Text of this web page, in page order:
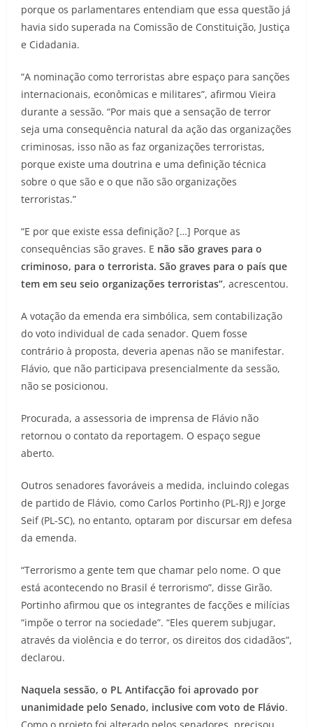
porque os parlamentares entendiam que essa questão já
havia sido superada na Comissão de Constituição, Justiça
e Cidadania.
“A nominação como terroristas abre espaço para sanções
internacionais, econômicas e militares”, afirmou Vieira
durante a sessão. “Por mais que a sensação de terror
seja uma consequência natural da ação das organizações
criminosas, isso não as faz organizações terroristas,
porque existe uma doutrina e uma definição técnica
sobre o que são e o que não são organizações
terroristas.”
“E por que existe essa definição? […] Porque as
consequências são graves. E não são graves para o
criminoso, para o terrorista. São graves para o país que
tem em seu seio organizações terroristas”, acrescentou.
A votação da emenda era simbólica, sem contabilização
do voto individual de cada senador. Quem fosse
contrário à proposta, deveria apenas não se manifestar.
Flávio, que não participava presencialmente da sessão,
não se posicionou.
Procurada, a assessoria de imprensa de Flávio não
retornou o contato da reportagem. O espaço segue
aberto.
Outros senadores favoráveis a medida, incluindo colegas
de partido de Flávio, como Carlos Portinho (PL-RJ) e Jorge
Seif (PL-SC), no entanto, optaram por discursar em defesa
da emenda.
“Terrorismo a gente tem que chamar pelo nome. O que
está acontecendo no Brasil é terrorismo”, disse Girão.
Portinho afirmou que os integrantes de facções e milícias
“impõe o terror na sociedade”. “Eles querem subjugar,
através da violência e do terror, os direitos dos cidadãos”,
declarou.
Naquela sessão, o PL Antifacção foi aprovado por
unanimidade pelo Senado, inclusive com voto de Flávio.